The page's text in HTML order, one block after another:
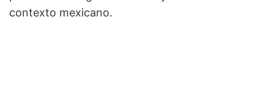
contexto mexicano.